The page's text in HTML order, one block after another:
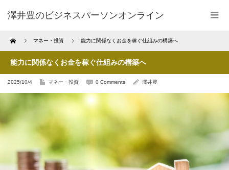
澤井豊のビジネスパーソンオンライン
Home マネー・投資 能力に関係なくお金を稼ぐ仕組みの構築へ
能力に関係なくお金を稼ぐ仕組みの構築へ
2025/10/4 マネー・投資 0 Comments 澤井豊